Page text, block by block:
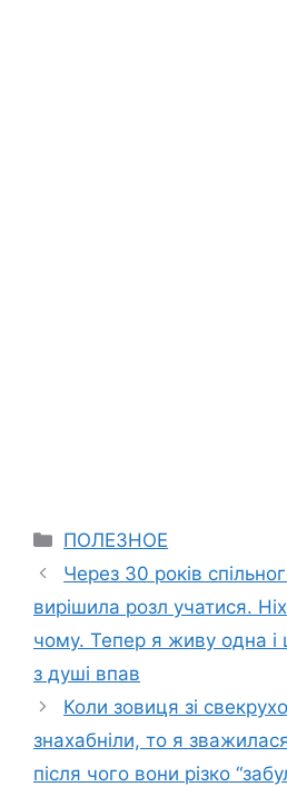
Categories
ПОЛЕЗНОЕ
Через 30 років
вирішила розл учатися.
чому. Тепер я живу одна і
з душі впав
Коли зовиця зі
знахабніли, то я
після чого вони різко